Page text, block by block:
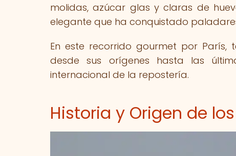
molidas, azúcar glas y claras de
elegante que ha conquistado
En este recorrido gourmet por
desde sus orígenes hasta las
internacional de la repostería.
Historia y Origen de